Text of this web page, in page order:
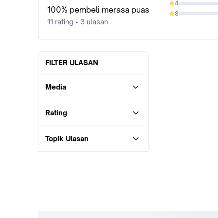
100% pembeli merasa puas
11 rating • 3 ulasan
4
0%
3
0%
FILTER ULASAN
Media
Rating
Topik Ulasan